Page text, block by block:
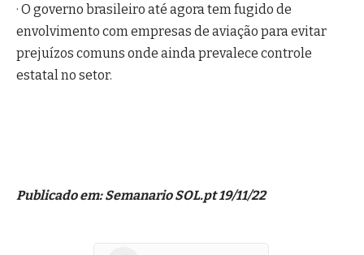
· O governo brasileiro até agora tem fugido de
envolvimento com empresas de aviação para evitar
prejuízos comuns onde ainda prevalece controle
estatal no setor.
Publicado em: Semanario SOL.pt 19/11/22